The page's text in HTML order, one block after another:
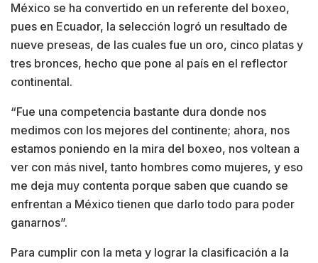
México se ha convertido en un referente del boxeo,
pues en Ecuador, la selección logró un resultado de
nueve preseas, de las cuales fue un oro, cinco platas y
tres bronces, hecho que pone al país en el reflector
continental.
“Fue una competencia bastante dura donde nos
medimos con los mejores del continente; ahora, nos
estamos poniendo en la mira del boxeo, nos voltean a
ver con más nivel, tanto hombres como mujeres, y eso
me deja muy contenta porque saben que cuando se
enfrentan a México tienen que darlo todo para poder
ganarnos”.
Para cumplir con la meta y lograr la clasificación a la